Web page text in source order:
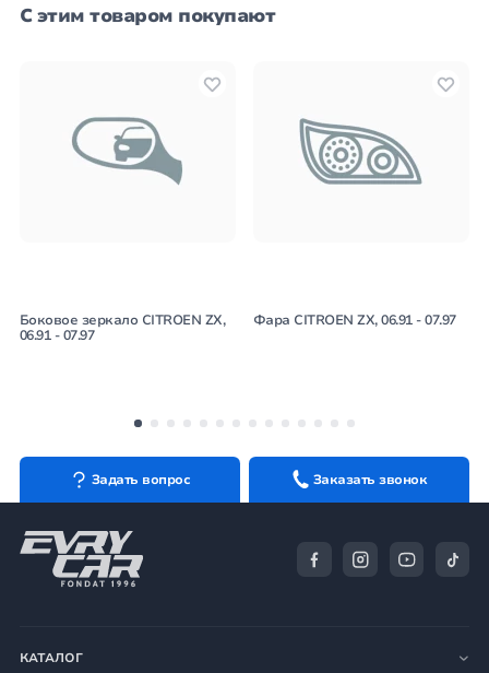
С этим товаром покупают
Боковое зеркало CITROEN ZX,
06.91 - 07.97
Фара CITROEN ZX, 06.91 - 07.97
Задать вопрос Заказать звонок
КАТАЛОГ